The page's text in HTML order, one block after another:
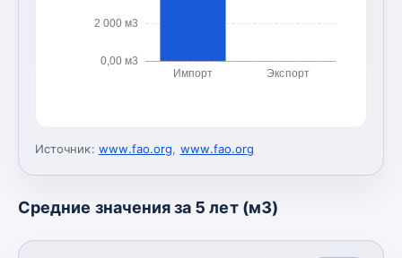
0,00 м3
2 000 м3
Импорт Экспорт
Источник: www.fao.org, www.fao.org
Средние значения за 5 лет (м3)